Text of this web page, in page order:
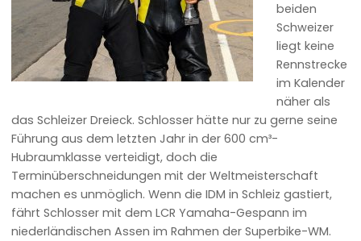
beiden
Schweizer
liegt keine
Rennstrecke
im Kalender
näher als
das Schleizer Dreieck. Schlosser hätte nur zu gerne seine
Führung aus dem letzten Jahr in der 600 cm³-
Hubraumklasse verteidigt, doch die
Terminüberschneidungen mit der Weltmeisterschaft
machen es unmöglich. Wenn die IDM in Schleiz gastiert,
fährt Schlosser mit dem LCR Yamaha-Gespann im
niederländischen Assen im Rahmen der Superbike-WM.